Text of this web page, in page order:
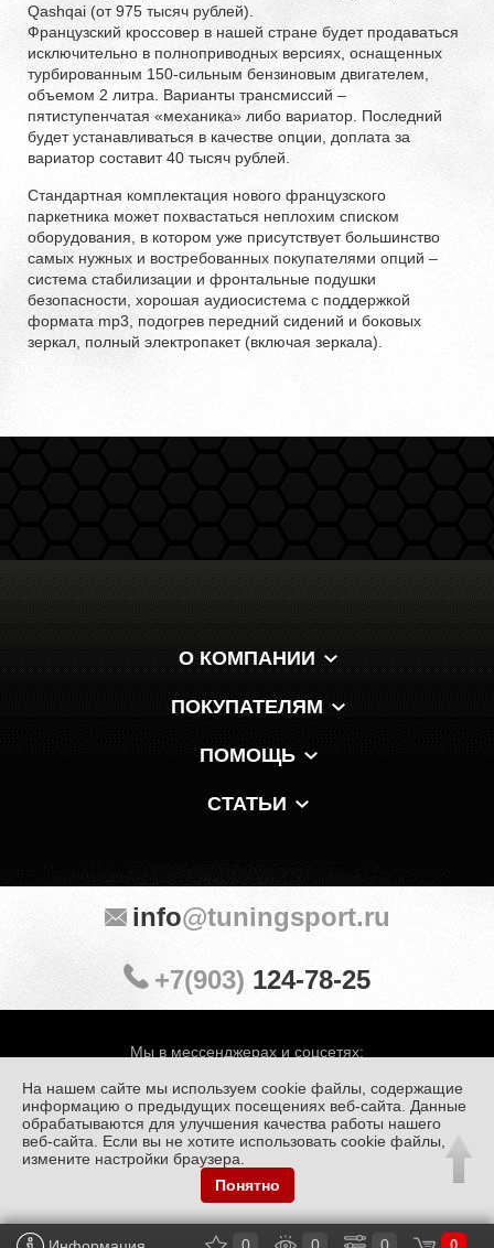
Qashqai (от 975 тысяч рублей).
Французский кроссовер в нашей стране будет продаваться
исключительно в полноприводных версиях, оснащенных
турбированным 150-сильным бензиновым двигателем,
объемом 2 литра. Варианты трансмиссий –
пятиступенчатая «механика» либо вариатор. Последний
будет устанавливаться в качестве опции, доплата за
вариатор составит 40 тысяч рублей.
Стандартная комплектация нового французского
паркетника может похвастаться неплохим списком
оборудования, в котором уже присутствует большинство
самых нужных и востребованных покупателями опций –
система стабилизации и фронтальные подушки
безопасности, хорошая аудиосистема с поддержкой
формата mp3, подогрев передний сидений и боковых
зеркал, полный электропакет (включая зеркала).
О КОМПАНИИ
ПОКУПАТЕЛЯМ
ПОМОЩЬ
СТАТЬИ
Мы в мессенджерах и соцсетях:
info@tuningsport.ru
+7(903) 124-78-25
© «Тюнинг Спорт» 1998 — 2026
Политика конфиденциальности
Обработка персональных данных
На нашем сайте мы используем cookie файлы, содержащие
информацию о предыдущих посещениях веб-сайта. Данные
обрабатываются для улучшения качества работы нашего
веб-сайта. Если вы не хотите использовать cookie файлы,
измените настройки браузера.
Понятно